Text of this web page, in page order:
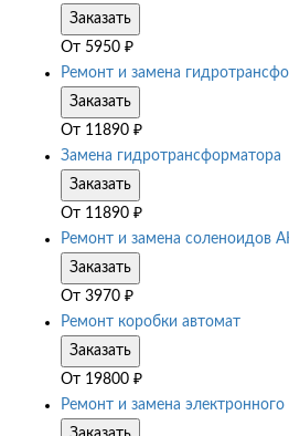
Заказать
От 5950 ₽
Ремонт и замена
Заказать
От 11890 ₽
Замена гидротрансформатора
Заказать
От 11890 ₽
Ремонт и замена соленоидов
Заказать
От 3970 ₽
Ремонт коробки автомат
Заказать
От 19800 ₽
Ремонт и замена электронного